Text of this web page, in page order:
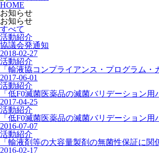
HOME
お知らせ
お知らせ
すべて
活動紹介
協議会発通知
2018-02-27
活動紹介
「輸液協コンプライアンス・プログラム
2017-06-01
活動紹介
「低F0滅菌医薬品の滅菌バリデーション
2017-04-25
活動紹介
「低F0滅菌医薬品の滅菌バリデーション
2016-07-07
活動紹介
「輸液剤等の大容量製剤の無菌性保証に
2016-02-17